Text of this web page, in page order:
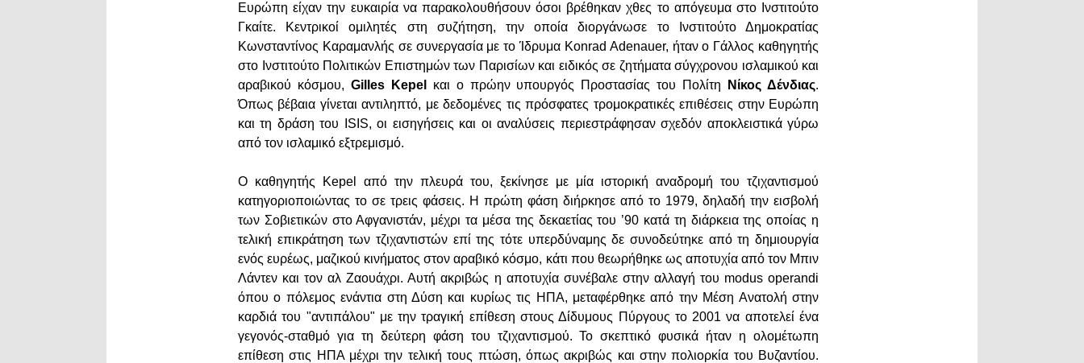
Ευρώπη είχαν την ευκαιρία να παρακολουθήσουν όσοι βρέθηκαν χθες το απόγευμα στο Ινστιτούτο
Γκαίτε. Κεντρικοί ομιλητές στη συζήτηση, την οποία διοργάνωσε το Ινστιτούτο Δημοκρατίας
Κωνσταντίνος Καραμανλής σε συνεργασία με το Ίδρυμα Konrad Adenauer, ήταν ο Γάλλος καθηγητής
στο Ινστιτούτο Πολιτικών Επιστημών των Παρισίων και ειδικός σε ζητήματα σύγχρονου ισλαμικού και
αραβικού κόσμου, Gilles Kepel και ο πρώην υπουργός Προστασίας του Πολίτη Νίκος Δένδιας.
Όπως βέβαια γίνεται αντιληπτό, με δεδομένες τις πρόσφατες τρομοκρατικές επιθέσεις στην Ευρώπη
και τη δράση του ISIS, οι εισηγήσεις και οι αναλύσεις περιεστράφησαν σχεδόν αποκλειστικά γύρω
από τον ισλαμικό εξτρεμισμό.
Ο καθηγητής Kepel από την πλευρά του, ξεκίνησε με μία ιστορική αναδρομή του τζιχαντισμού
κατηγοριοποιώντας το σε τρεις φάσεις. Η πρώτη φάση διήρκησε από το 1979, δηλαδή την εισβολή
των Σοβιετικών στο Αφγανιστάν, μέχρι τα μέσα της δεκαετίας του ’90 κατά τη διάρκεια της οποίας η
τελική επικράτηση των τζιχαντιστών επί της τότε υπερδύναμης δε συνοδεύτηκε από τη δημιουργία
ενός ευρέως, μαζικού κινήματος στον αραβικό κόσμο, κάτι που θεωρήθηκε ως αποτυχία από τον Μπιν
Λάντεν και τον αλ Ζαουάχρι. Αυτή ακριβώς η αποτυχία συνέβαλε στην αλλαγή του modus operandi
όπου ο πόλεμος ενάντια στη Δύση και κυρίως τις ΗΠΑ, μεταφέρθηκε από την Μέση Ανατολή στην
καρδιά του "αντιπάλου" με την τραγική επίθεση στους Δίδυμους Πύργους το 2001 να αποτελεί ένα
γεγονός-σταθμό για τη δεύτερη φάση του τζιχαντισμού. Το σκεπτικό φυσικά ήταν η ολομέτωπη
επίθεση στις ΗΠΑ μέχρι την τελική τους πτώση, όπως ακριβώς και στην πολιορκία του Βυζαντίου.